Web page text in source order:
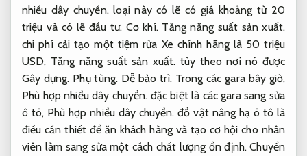
nhiều dây chuyền. loại này có lẽ có giá khoảng từ 20
triệu và có lẽ đầu tư. Cơ khí. Tăng năng suất sản xuất.
chi phí cải tạo một tiệm rửa Xe chính hãng là 50 triệu
USD, Tăng năng suất sản xuất. tùy theo nơi nó được
Gây dựng. Phụ tùng. Dễ bảo trì. Trong các gara bây giờ,
Phù hợp nhiều dây chuyền. đặc biệt là các gara sang sửa
ô tô, Phù hợp nhiều dây chuyền. đồ vật nâng hạ ô tô là
điều cần thiết để ăn khách hàng và tạo cơ hội cho nhân
viên làm sang sửa một cách chất lượng ổn định.Chuyển